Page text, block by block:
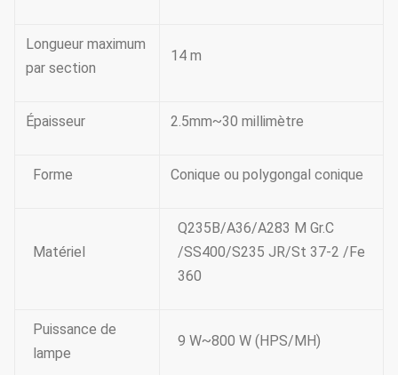
Longueur maximum
par section
14 m
Épaisseur 2.5mm~30 millimètre
Forme Conique ou polygongal conique
Matériel
Q235B/A36/A283 M Gr.C
/SS400/S235 JR/St 37-2 /Fe
360
Puissance de
lampe
9 W~800 W (HPS/MH)